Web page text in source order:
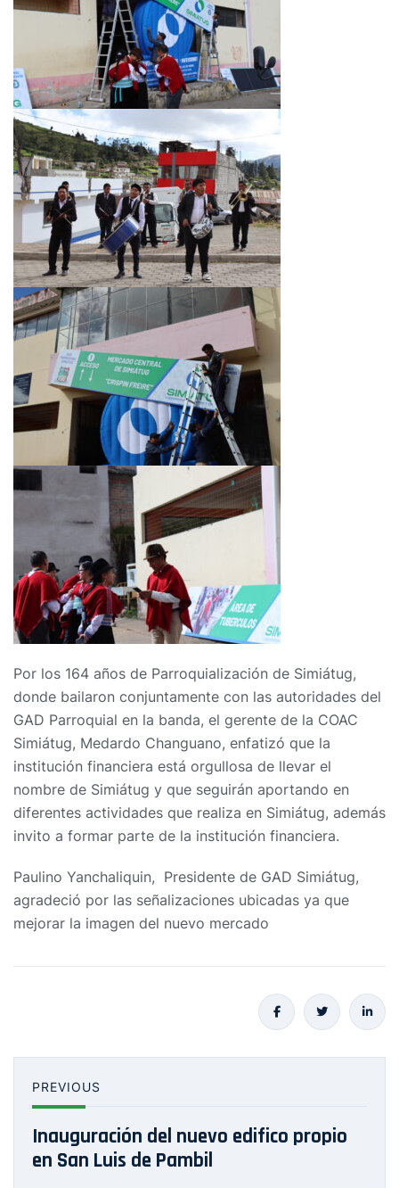
Por los 164 años de Parroquialización de Simiátug,
donde bailaron conjuntamente con las autoridades del
GAD Parroquial en la banda, el gerente de la COAC
Simiátug, Medardo Changuano, enfatizó que la
institución financiera está orgullosa de llevar el
nombre de Simiátug y que seguirán aportando en
diferentes actividades que realiza en Simiátug, además
invito a formar parte de la institución financiera.
Paulino Yanchaliquin, Presidente de GAD Simiátug,
agradeció por las señalizaciones ubicadas ya que
mejorar la imagen del nuevo mercado
PREVIOUS
Inauguración del nuevo edifico propio
en San Luis de Pambil